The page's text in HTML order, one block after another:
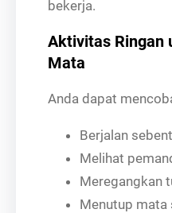
bekerja.
Aktivitas Ringan
Mata
Anda dapat
Berjalan
Melihat
Meregangkan
Menutup mata